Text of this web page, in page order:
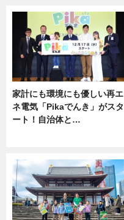
家計にも環境にも優しい再エ
ネ電気「Pikaでんき」がスタ
ート！自治体と…